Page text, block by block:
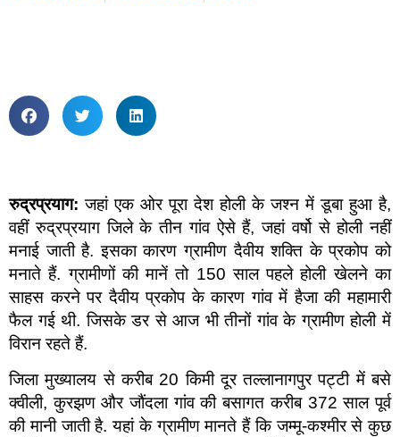
रुद्रप्रयाग: जहां एक ओर पूरा देश होली के जश्न में डूबा हुआ है,
वहीं रुद्रप्रयाग जिले के तीन गांव ऐसे हैं, जहां वर्षो से होली नहीं
मनाई जाती है. इसका कारण ग्रामीण दैवीय शक्ति के प्रकोप को
मनाते हैं. ग्रामीणों की मानें तो 150 साल पहले होली खेलने का
साहस करने पर दैवीय प्रकोप के कारण गांव में हैजा की महामारी
फैल गई थी. जिसके डर से आज भी तीनों गांव के ग्रामीण होली में
विरान रहते हैं.
जिला मुख्यालय से करीब 20 किमी दूर तल्लानागपुर पट्टी में बसे
क्वीली, कुरझण और जौंदला गांव की बसागत करीब 372 साल पूर्व
की मानी जाती है. यहां के ग्रामीण मानते हैं कि जम्मू-कश्मीर से कुछ